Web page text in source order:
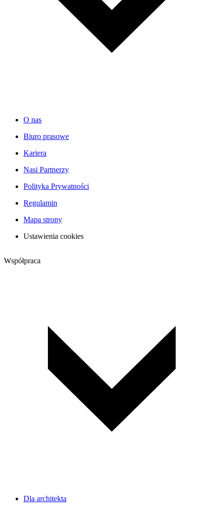
O nas
Biuro prasowe
Kariera
Nasi Partnerzy
Polityka Prywatności
Regulamin
Mapa strony
Ustawienia cookies
Współpraca
Dla architekta